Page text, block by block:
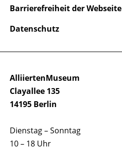
AlliiertenMuseum
Clayallee 135
14195 Berlin
Dienstag – Sonntag
10 – 18 Uhr
Barrierefreiheit der Webseite
Datenschutz